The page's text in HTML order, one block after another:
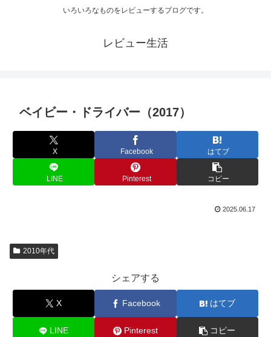
いろいろなものをレビューするブログです。
レビュー生活
ベイビー・ドライバー（2017）
X Facebook はてブ
LINE Pinterest コピー
2025.06.17
2010年代
シェアする
X Facebook はてブ
LINE Pinterest コピー